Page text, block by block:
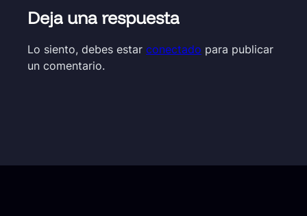
Deja una respuesta
Lo siento, debes estar conectado para publicar
un comentario.